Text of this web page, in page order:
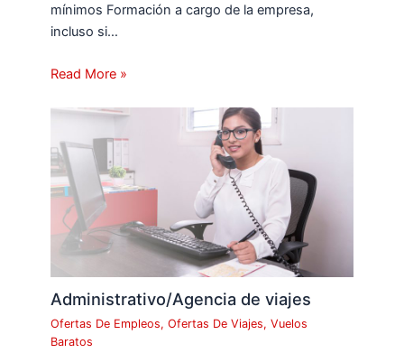
mínimos Formación a cargo de la empresa,
incluso si…
Read More »
Administrativo/Agencia de viajes
Ofertas De Empleos,Ofertas De Viajes,Vuelos
Baratos